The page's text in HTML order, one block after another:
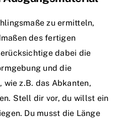
zu ermitteln,
des fertigen
dabei die
und die
z.B. das Abkanten,
Stell dir vor, du willst ein
Du musst die Länge